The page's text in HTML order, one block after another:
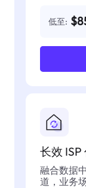
低至:
长效 ISP
融合数据
道，业务